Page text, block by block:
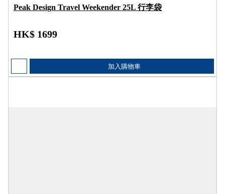
Peak Design Travel Weekender 25L 行李袋
HK$ 1699
加入購物車